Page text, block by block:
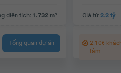
diện tích: 1.732 m²
Tổng quan dự án
Giá từ 2.2 tỷ
2.106
tâm